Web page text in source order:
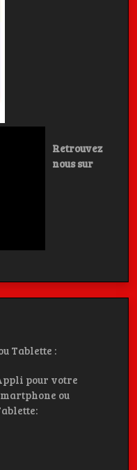
Retrouvez
nous sur
Tablette :
pour votre
ou